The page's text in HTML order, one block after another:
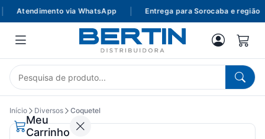
Atendimento via WhatsApp Entrega para Sorocaba e região
Meu
Carrinho
Início Diversos Coquetel